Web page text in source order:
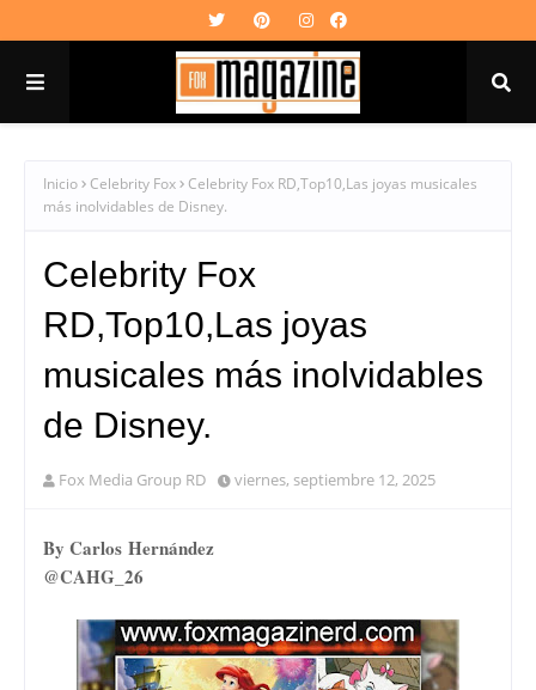
Inicio Celebrity Fox
Celebrity Fox RD,Top10,Las joyas musicales
más inolvidables de Disney.
Celebrity Fox
RD,Top10,Las joyas
musicales más inolvidables
de Disney.
Fox Media Group RD viernes, septiembre 12, 2025
By Carlos Hernández
@CAHG_26